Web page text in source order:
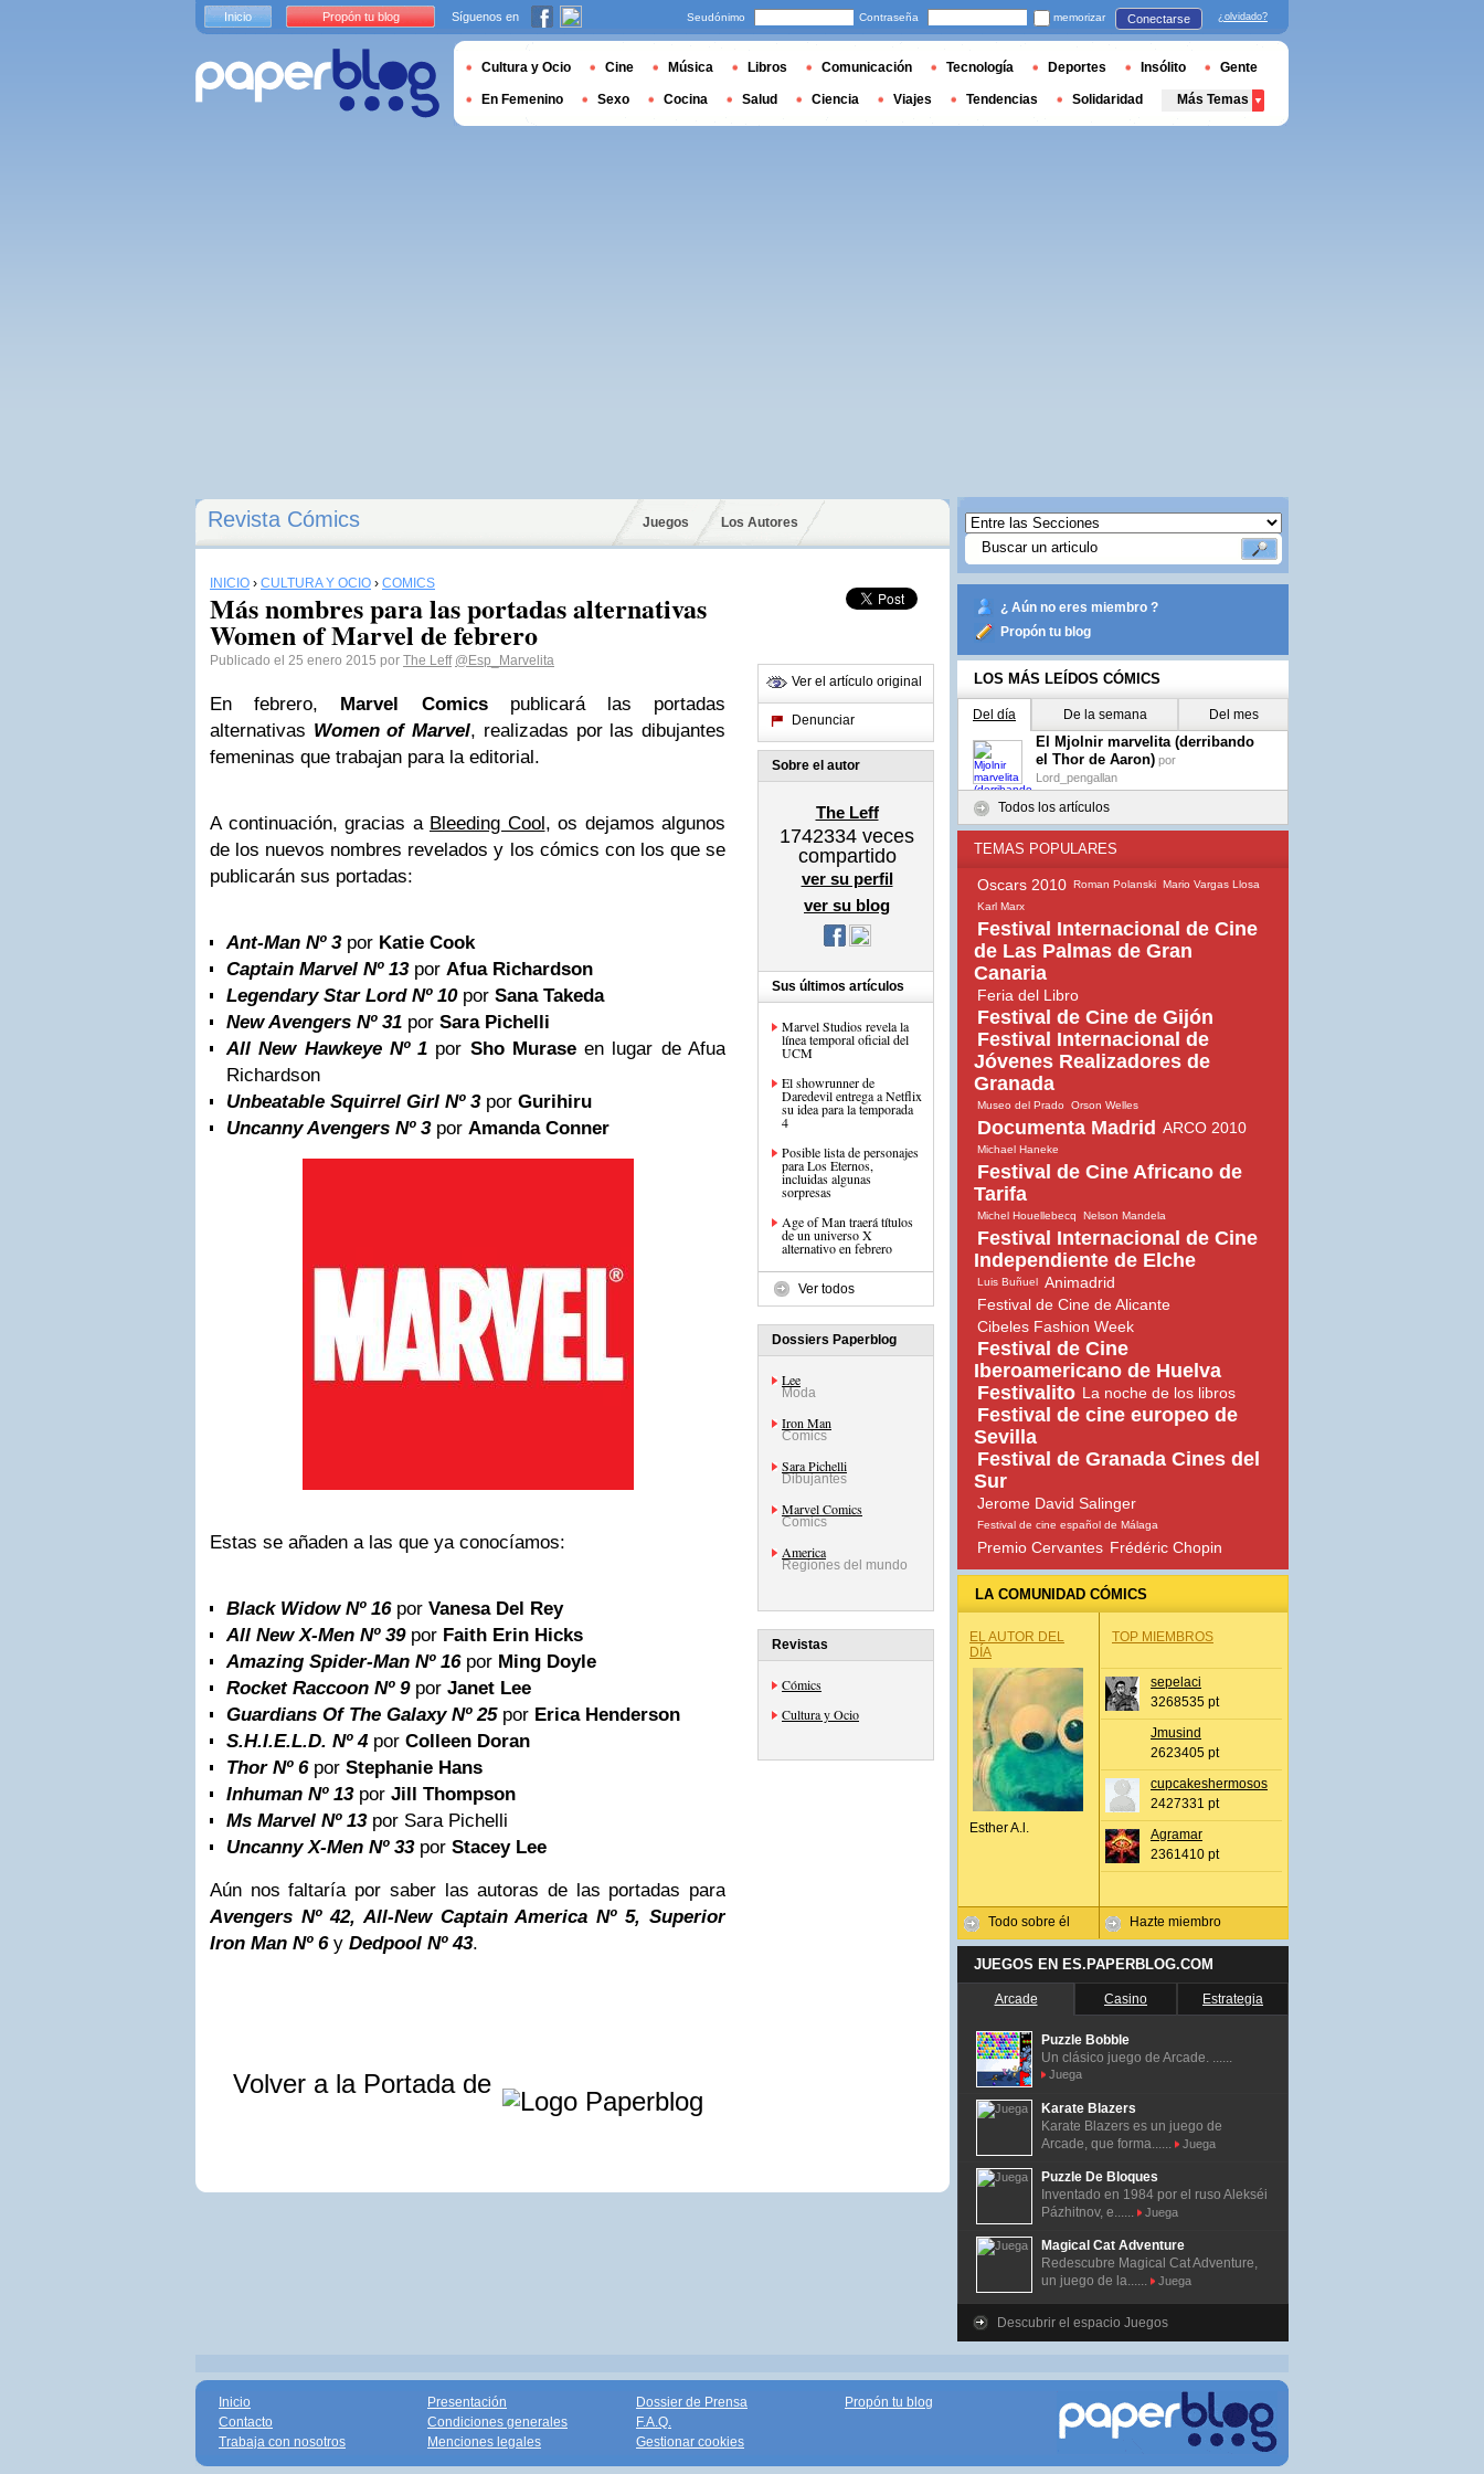
Revista Cómics Juegos Los Autores
INICIO › CULTURA Y OCIO › CÓMICS
Más nombres para las portadas alternativas
Women of Marvel de febrero
Publicado el 25 enero 2015 por The Leff @Esp_Marvelita
En febrero, Marvel Comicspublicará las portadas
alternativas Women of Marvel, realizadas por las dibujantes
femeninas que trabajan para la editorial.
A continuación, gracias a Bleeding Cool, os dejamos algunos
de los nuevos nombres revelados y los cómics con los que se
publicarán sus portadas:
Ant-Man Nº 3por Katie Cook
Captain Marvel Nº 13por Afua Richardson
Legendary Star Lord Nº 10por Sana Takeda
New Avengers Nº 31 por Sara Pichelli
All New Hawkeye Nº 1 por Sho Muraseen lugar de Afua
Richardson
Unbeatable Squirrel Girl Nº 3por Gurihiru
Uncanny Avengers Nº 3por Amanda Conner
Estas se añaden a las que ya conocíamos:
Black Widow Nº 16por Vanesa Del Rey
All New X-Men Nº 39por Faith Erin Hicks
Amazing Spider-Man Nº 16 por Ming Doyle
Rocket Raccoon Nº 9por Janet Lee
Guardians Of The Galaxy Nº 25 por Erica Henderson
S.H.I.E.L.D. Nº 4 por Colleen Doran
Thor Nº 6por Stephanie Hans
Inhuman Nº 13por Jill Thompson
Ms Marvel Nº 13por Sara Pichelli
Uncanny X-Men Nº 33por Stacey Lee
Aún nos faltaría por saber las autoras de las portadas para
Avengers Nº 42, All-New CaptainAmerica Nº 5, Superior
Iron Man Nº 6 y Dedpool Nº 43.
Volver a la Portada de
Ver el artículo original
Denunciar
Sobre el autor
The Leff
1742334 veces
compartido
ver su perfil
ver su blog
Sus últimos artículos
Marvel Studios revela la
línea temporal oficial del
UCM
El showrunner de
Daredevil entrega a Netflix
su idea para la temporada
4
Posible lista de personajes
para Los Eternos,
incluidas algunas
sorpresas
Age of Man traerá títulos
de un universo X
alternativo en febrero
Ver todos
Dossiers Paperblog
Lee
Moda
Iron Man
Comics
Sara Pichelli
Dibujantes
Marvel Comics
Comics
America
Regiones del mundo
Revistas
Cómics
Cultura y Ocio
¿ Aún no eres miembro ?
Propón tu blog
LOS MÁS LEÍDOS CÓMICS
Del día De la semana Del mes
El Mjolnir marvelita (derribando
el Thor de Aaron) por
Lord_pengallan
Todos los artículos
TEMAS POPULARES
Oscars 2010 Roman Polanski Mario Vargas Llosa
Karl Marx
Festival Internacional de Cine
de Las Palmas de Gran
Canaria
Feria del Libro
Festival de Cine de Gijón
Festival Internacional de
Jóvenes Realizadores de
Granada
Museo del Prado Orson Welles
Documenta Madrid ARCO 2010
Michael Haneke
Festival de Cine Africano de
Tarifa
Michel Houellebecq Nelson Mandela
Festival Internacional de Cine
Independiente de Elche
Luis Buñuel Animadrid
Festival de Cine de Alicante
Cibeles Fashion Week
Festival de Cine
Iberoamericano de Huelva
Festivalito La noche de los libros
Festival de cine europeo de
Sevilla
Festival de Granada Cines del
Sur
Jerome David Salinger
Festival de cine español de Málaga
Premio Cervantes Frédéric Chopin
LA COMUNIDAD CÓMICS
EL AUTOR DEL
DÍA
Esther A.l.
Todo sobre él
TOP MIEMBROS
sepelaci
3268535 pt
Jmusind
2623405 pt
cupcakeshermosos
2427331 pt
Agramar
2361410 pt
Hazte miembro
JUEGOS EN ES.PAPERBLOG.COM
Arcade Casino Estrategia
Puzzle Bobble
Un clásico juego de Arcade. ......
Juega
Karate Blazers
Karate Blazers es un juego de
Arcade, que forma......
Juega
Puzzle De Bloques
Inventado en 1984 por el ruso Alekséi
Pázhitnov, e......
Juega
Magical Cat Adventure
Redescubre Magical Cat Adventure,
un juego de la......
Juega
Descubrir el espacio Juegos
Inicio Propón tu blog Síguenos en Seudónimo Contraseña memorizar Conectarse ¿olvidado?
Cultura y Ocio Cine Música Libros Comunicación Tecnología Deportes Insólito Gente
En Femenino Sexo Cocina Salud Ciencia Viajes Tendencias Solidaridad Más Temas
Inicio
Contacto
Trabaja con nosotros
Presentación
Condiciones generales
Menciones legales
Dossier de Prensa
F.A.Q.
Gestionar cookies
Propón tu blog